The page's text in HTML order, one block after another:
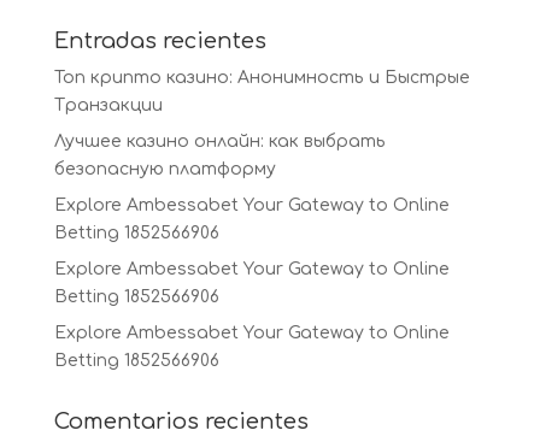
Entradas recientes
Топ крипто казино: Анонимность и Быстрые
Транзакции
Лучшее казино онлайн: как выбрать
безопасную платформу
Explore Ambessabet Your Gateway to Online
Betting 1852566906
Explore Ambessabet Your Gateway to Online
Betting 1852566906
Explore Ambessabet Your Gateway to Online
Betting 1852566906
Comentarios recientes